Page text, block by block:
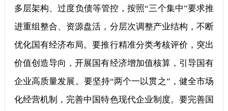
多层架构、过度负债等管控，按照“三个集中”要求推
进重组整合、资源盘活，分层次调整产业结构，不断
优化国有经济布局。要推行精准分类考核评价，突出
价值创造导向，开展国有经济增加值核算，引导国有
企业高质量发展。要坚持“两个一以贯之”，健全市场
化经营机制，完善中国特色现代企业制度。要完善国